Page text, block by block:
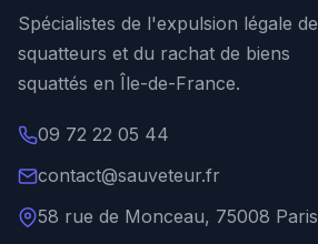
Spécialistes de l'expulsion légale de
squatteurs et du rachat de biens
squattés en Île-de-France.
09 72 22 05 44
contact@sauveteur.fr
58 rue de Monceau, 75008 Paris